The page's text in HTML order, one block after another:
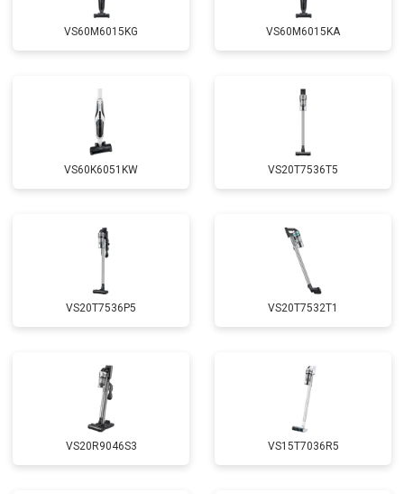
VS60M6015KG VS60M6015KA
VS60K6051KW VS20T7536T5
VS20T7536P5 VS20T7532T1
VS20R9046S3 VS15T7036R5